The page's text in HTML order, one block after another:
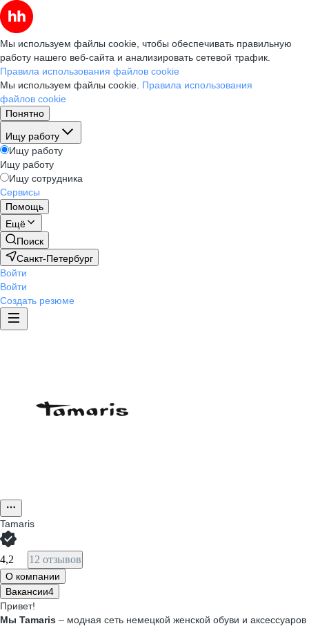
Мы используем файлы cookie, чтобы обеспечивать правильную
работу нашего веб-сайта и анализировать сетевой трафик.
Правила использования файлов cookie
Мы используем файлы cookie. Правила использования
файлов cookie
Понятно
Ищу работу
Ищу работу
Ищу работу
Ищу сотрудника
Сервисы
Помощь
Ещё
Поиск
Санкт-Петербург
Войти
Войти
Создать резюме
Tamaris
4,2 12 отзывов
О компании
Вакансии4
Привет!
Мы Tamaris – модная сеть немецкой женской обуви и аксессуаров